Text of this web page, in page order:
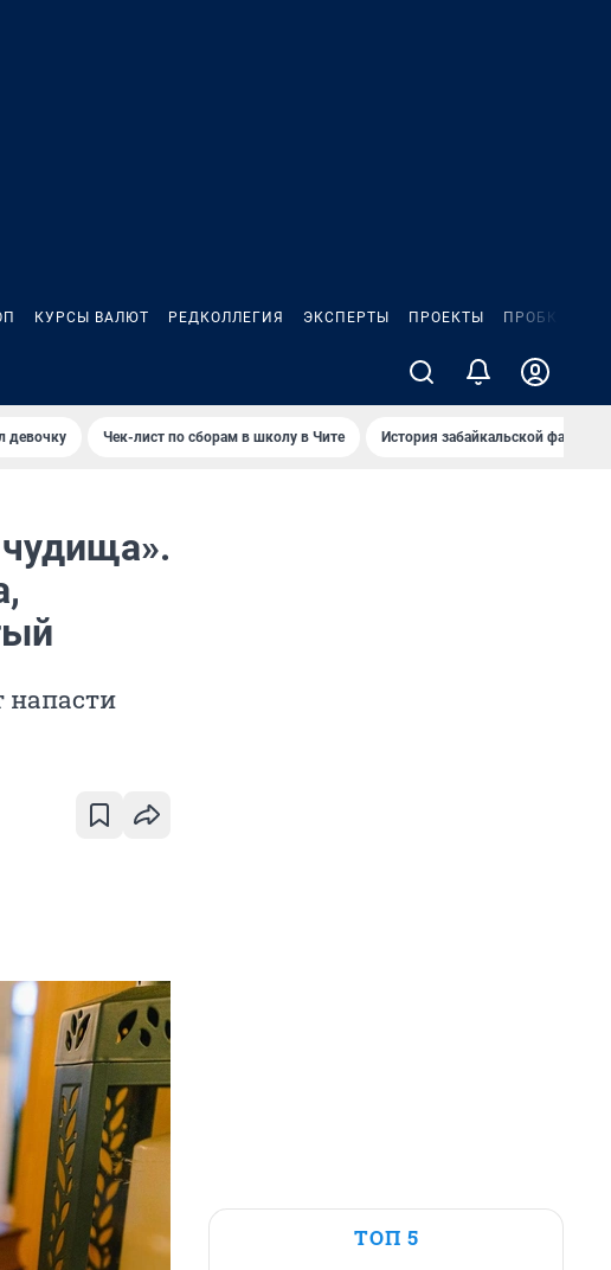
КУРСЫ ВАЛЮТ РЕДКОЛЛЕГИЯ ЭКСПЕРТЫ ПРОЕКТЫ ПРОБКИ
девочку Чек-лист по сборам в школу в Чите История забайкальской фамилии
напасти
ТОП 5